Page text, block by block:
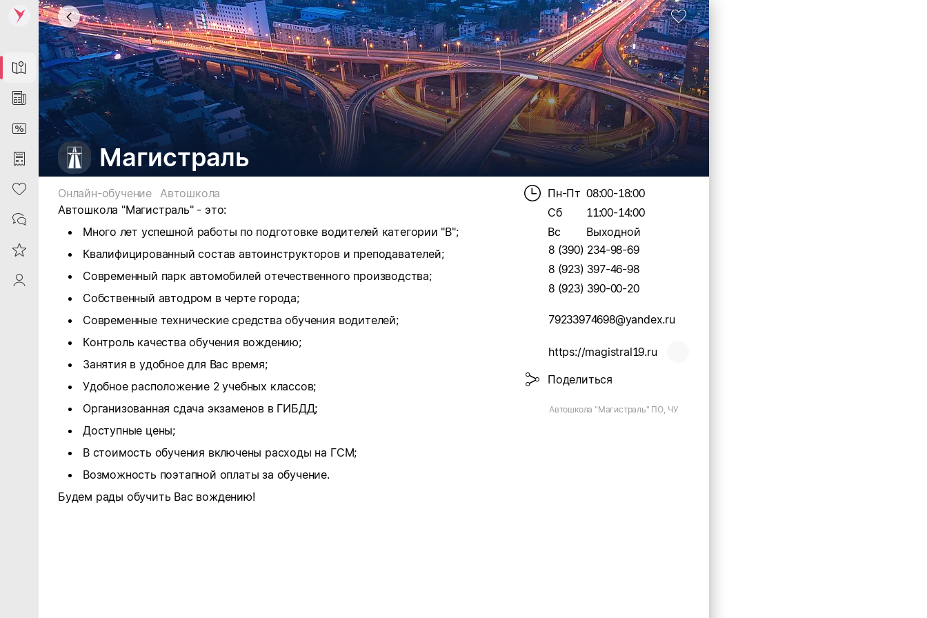
Map
News
DiscountCard
Purchases
Heart
Contacts
Reviews
ProfileSaby
Магистраль
Онлайн-обучение
Автошкола
Автошкола "Магистраль" - это:
Много лет успешной работы по подготовке водителей категории "В";
Квалифицированный состав автоинструкторов и преподавателей;
Современный парк автомобилей отечественного производства;
Собственный автодром в черте города;
Современные технические средства обучения водителей;
Контроль качества обучения вождению;
Занятия в удобное для Вас время;
Удобное расположение 2 учебных классов;
Организованная сдача экзаменов в ГИБДД;
Доступные цены;
В стоимость обучения включены расходы на ГСМ;
Возможность поэтапной оплаты за обучение.
Будем рады обучить Вас вождению!
Пн-Пт 08:00-18:00
Сб
11:00-14:00
Вс
Выходной
8 (390) 234-98-69
8 (923) 397-46-98
8 (923) 390-00-20
79233974698@yandex.ru
https://magistral19.ru
Поделиться
Автошкола "Магистраль" ПО, ЧУ